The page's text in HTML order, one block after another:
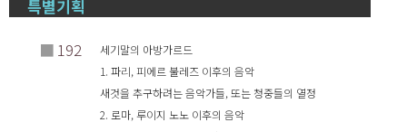
특별기획
■ 192
세기말의 아방가르드
1. 파리, 피에르 불레즈 이후의 음악
새것을 추구하려는 음악가들, 또는 청중들의 열정
2. 로마, 루이지 노노 이후의 음악